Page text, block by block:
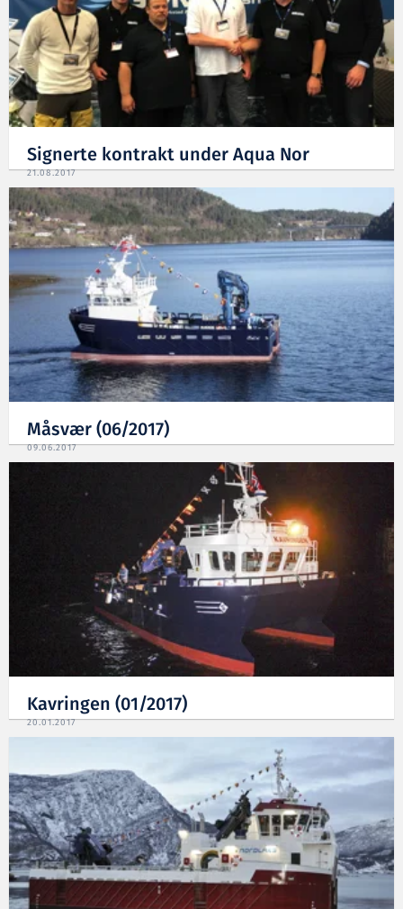
Signerte kontrakt under Aqua Nor
21.08.2017
Måsvær (06/2017)
09.06.2017
Kavringen (01/2017)
20.01.2017